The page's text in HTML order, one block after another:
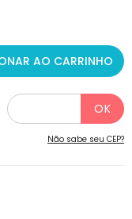
AO CARRINHO
Não sabe seu CEP?